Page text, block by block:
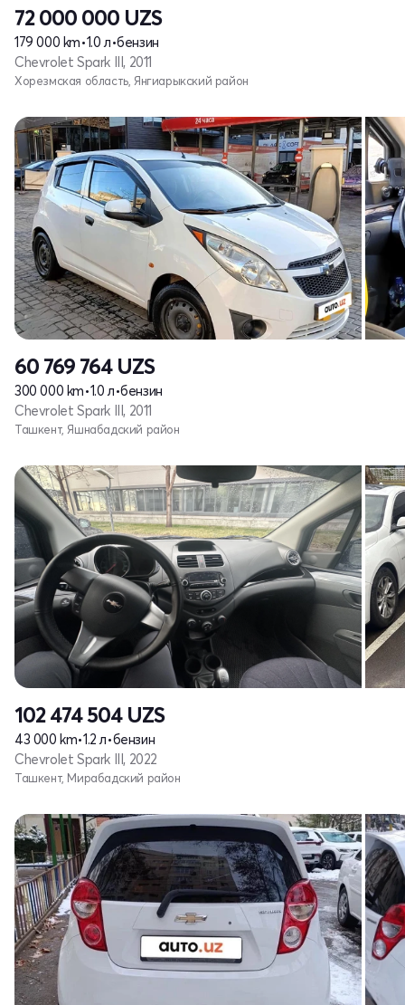
72 000 000 UZS
179 000 km•1.0 л•бензин
Chevrolet Spark III, 2011
Хорезмская область, Янгиарыкский район
60 769 764 UZS
300 000 km•1.0 л•бензин
Chevrolet Spark III, 2011
Ташкент, Яшнабадский район
102 474 504 UZS
43 000 km•1.2 л•бензин
Chevrolet Spark III, 2022
Ташкент, Мирабадский район